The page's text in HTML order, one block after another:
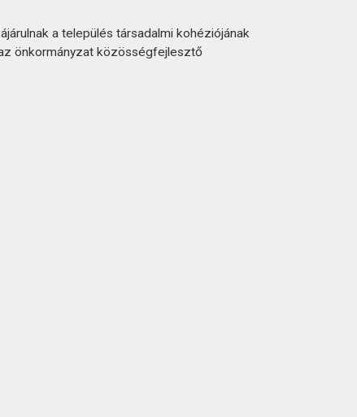
a település társadalmi kohéziójának
önkormányzat közösségfejlesztő